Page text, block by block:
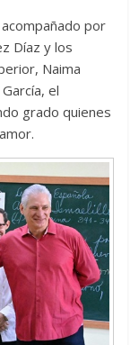
por
Díaz y los
Naima
el
grado quienes